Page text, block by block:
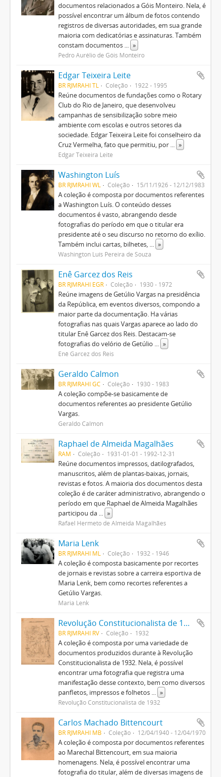
documentos relacionados a Góis Monteiro. Nela, é
possível encontrar um álbum de fotos contendo
registros de diversas autoridades, em sua grande
maioria com dedicatórias e assinaturas. Também
constam documentos ... »
Pedro Aurélio de Góis Monteiro
Edgar Teixeira Leite
BR RJMRAHI TL Coleção 1922 - 1995
Reúne documentos de fundações como o Rotary
Club do Rio de Janeiro, que desenvolveu
campanhas de sensibilização sobre meio
ambiente com escolas e outros setores da
sociedade. Edgar Teixeira Leite foi conselheiro da
Cruz Vermelha, fato que permitiu, por ... »
Edgar Teixeira Leite
Washington Luís
BR RJMRAHI WL Coleção 15/11/1926 - 12/12/1983
A coleção é composta por documentos referentes
a Washington Luís. O conteúdo desses
documentos é vasto, abrangendo desde
fotografias do período em que o titular era
presidente até o seu discurso no retorno do exílio.
Também inclui cartas, bilhetes, ... »
Washington Luís Pereira de Souza
Enê Garcez dos Reis
BR RJMRAHI EGR Coleção 1930 - 1972
Reúne imagens de Getúlio Vargas na presidência
da República, em eventos diversos, compondo a
maior parte da documentação. Ha várias
fotografias nas quais Vargas aparece ao lado do
titular Enê Garcez dos Reis. Destacam-se
fotografias do velório de Getúlio ... »
Enê Garcez dos Reis
Geraldo Calmon
BR RJMRAHI GC Coleção 1930 - 1983
A coleção compõe-se basicamente de
documentos referentes ao presidente Getúlio
Vargas.
Geraldo Calmon
Raphael de Almeida Magalhães
RAM Coleção 1931-01-01 - 1992-12-31
Reúne documentos impressos, datilografados,
manuscritos, além de plantas-baixas, jornais,
revistas e fotos. A maioria dos documentos desta
coleção é de caráter administrativo, abrangendo o
período em que Raphael de Almeida Magalhães
participou da ... »
Rafael Hermeto de Almeida Magalhães
Maria Lenk
BR RJMRAHI ML Coleção 1932 - 1946
A coleção é composta basicamente por recortes
de jornais e revistas sobre a carreira esportiva de
Maria Lenk, bem como recortes referentes a
Getúlio Vargas.
Maria Lenk
Revolução Constitucionalista de 1932
BR RJMRAHI RV Coleção 1932
A coleção é composta por uma variedade de
documentos produzidos durante à Revolução
Constitucionalista de 1932. Nela, é possível
encontrar uma fotografia que registra uma
manifestação desse contexto, bem como diversos
panfletos, impressos e folhetos ... »
Revolução Constitucionalista de 1932
Carlos Machado Bittencourt
BR RJMRAHI MB Coleção 12/04/1940 - 12/04/1970
A coleção é composta por documentos referentes
ao Marechal Bittencourt, em sua maioria
homenagens. Nela, é possível encontrar uma
fotografia do titular, além de diversas imagens de